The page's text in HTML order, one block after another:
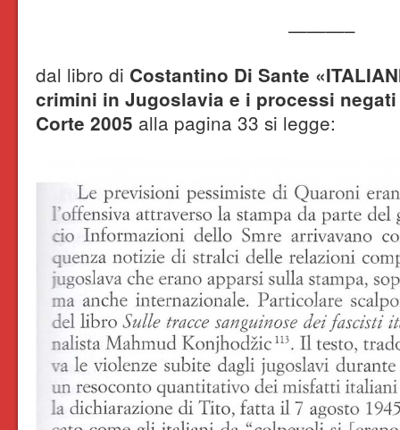
———–
dal libro di Costantino Di Sante
crimini in Jugoslavia e i processi negati
Corte 2005 alla pagina 33 si legge: